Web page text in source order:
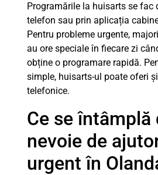
Programările la huisarts se fac
telefon sau prin aplicația
Pentru probleme urgente,
au ore speciale în fiecare zi
obține o programare rapidă.
simple, huisarts-ul poate oferi
telefonice.
Ce se întâmplă
nevoie de
urgent în